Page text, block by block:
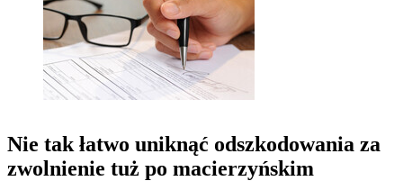
Nie tak łatwo uniknąć odszkodowania za
zwolnienie tuż po macierzyńskim